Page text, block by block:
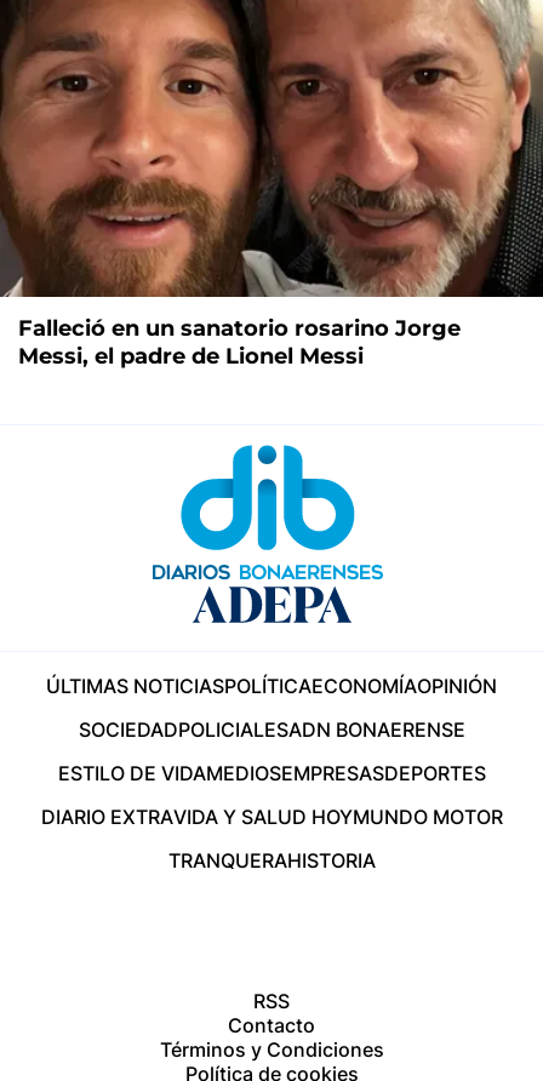
Falleció en un sanatorio rosarino Jorge
Messi, el padre de Lionel Messi
ÚLTIMAS NOTICIASPOLÍTICAECONOMÍAOPINIÓN
SOCIEDADPOLICIALESADN BONAERENSE
ESTILO DE VIDAMEDIOSEMPRESASDEPORTES
DIARIO EXTRAVIDA Y SALUD HOYMUNDO MOTOR
TRANQUERAHISTORIA
RSS
Contacto
Términos y Condiciones
Política de cookies